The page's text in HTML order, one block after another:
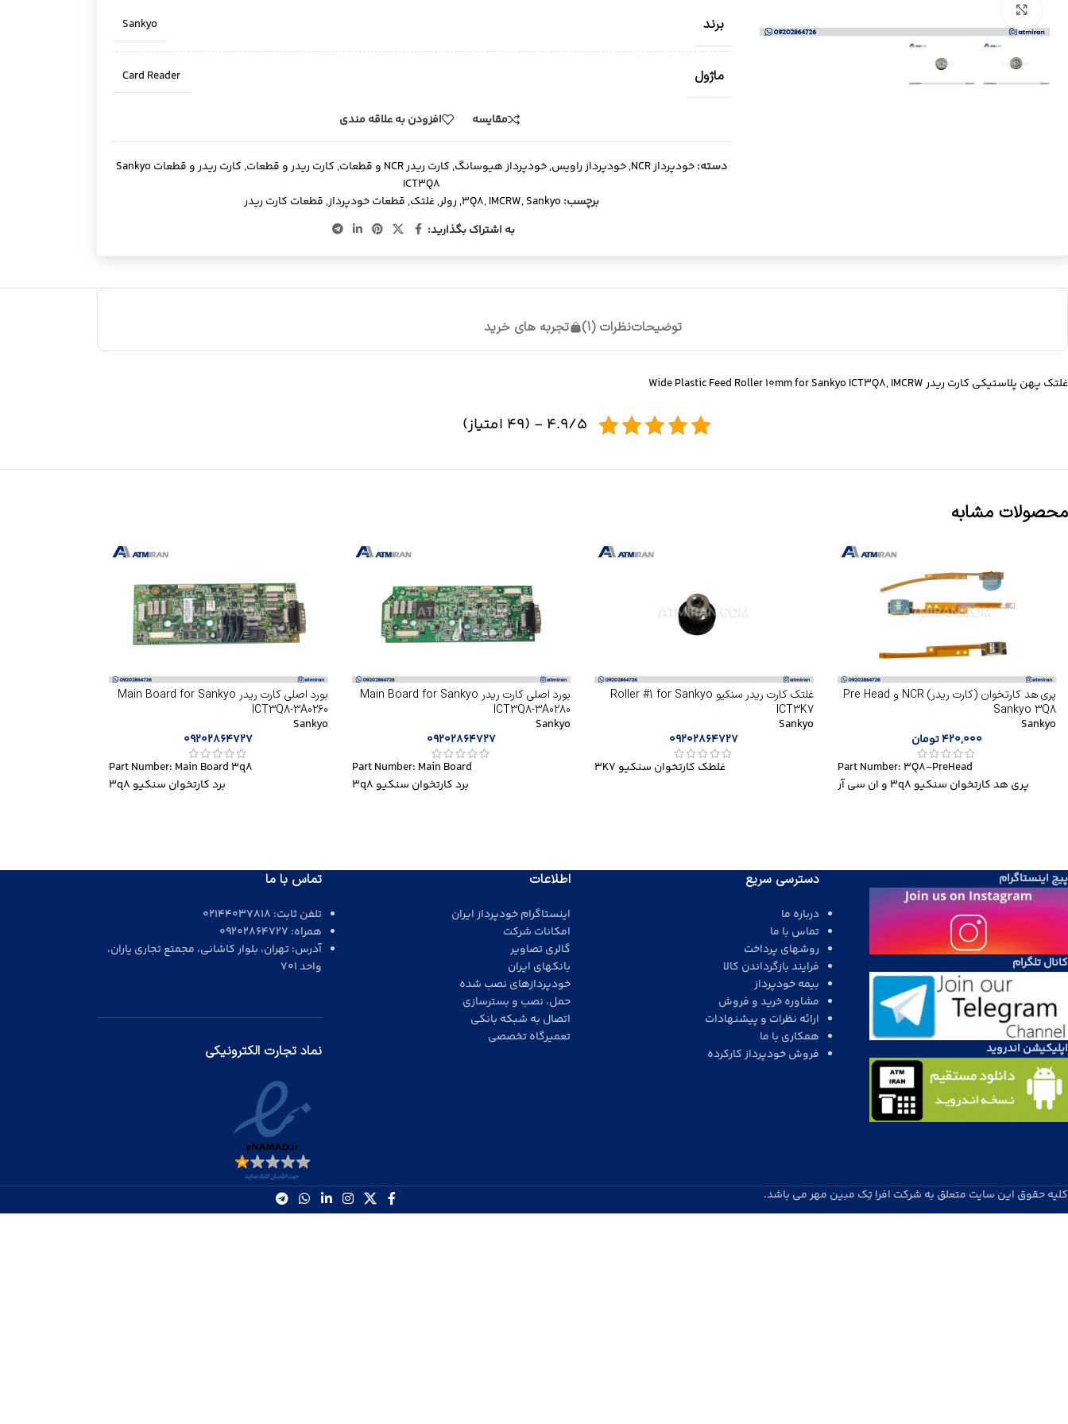
برند Sankyo
ماژول Card Reader
مقایسه افزودن به علاقه مندی
دسته:خودپرداز NCR ,خودپرداز راویس,خودپرداز هیوسانگ,کارت ریدر NCR و قطعات ,کارت ریدر و قطعات,
کارت ریدر و قطعات Sankyo
ICT3Q8
برچسب:
3Q8,IMCRW,Sankyo
,رولر,غلتک,قطعات خودپرداز,قطعات کارت ریدر
به اشتراک بگذارید:
توضیحاتنظرات (1) تجربه های خرید
غلتک پهن پلاستیکی کارت ریدر Wide Plastic Feed Roller 10mm for Sankyo ICT3Q8, IMCRW
4.9/5 - (49 امتیاز)
محصولات مشابه
پری هد کارتخوان (کارت ریدر) NCR و Pre Head
Sankyo 3Q8
Sankyo
420,000تومان
Part Number: 3Q8-PreHead
پری هد کارتخوان سنکیو 3q8 و ان سی آر
غلتک کارت ریدر سنکیو Roller #1 for Sankyo
ICT3K7
Sankyo
09202864727
غلطک کارتخوان سنکیو 3K7
بورد اصلی کارت ریدر Main Board for Sankyo
ICT3Q8-3A0280
Sankyo
09202864727
Part Number: Main Board
برد کارتخوان سنکیو 3q8
بورد اصلی کارت ریدر Main Board for Sankyo
ICT3Q8-3A0260
Sankyo
09202864727
Part Number: Main Board 3q8
برد کارتخوان سنکیو 3q8
پیج اینستاگرام
کانال تلگرام
اپلیکیشن اندروید
دسترسی سریع
درباره ما
تماس با ما
روشهای پرداخت
فرایند بازگرداندن کالا
بیمه خودپرداز
مشاوره خرید و فروش
ارائه نظرات و پیشنهادات
همکاری با ما
فروش خودپرداز کارکرده
اطلاعات
اینستاگرام خودپرداز ایران
امکانات شرکت
گالری تصاویر
بانکهای ایران
خودپردازهای نصب شده
حمل، نصب و بسترسازی
اتصال به شبکه بانکی
تعمیرگاه تخصصی
تماس با ما
تلفن ثابت: 02144037818
همراه: 09202864727
آدرس: تهران، بلوار کاشانی، مجمتع تجاری یاران،
واحد 701
نماد تجارت الکترونیکی
کلیه حقوق این سایت متعلق به شرکت افرا تِک مبین مهر می باشد.